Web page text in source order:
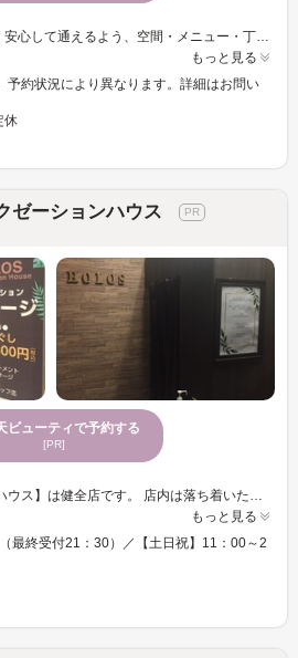
もっと見る
予約状況により異なります。詳細はお問い
休
ゼーションハウス
ビューティで予約する
[PR]
【ホルス リラクゼーションハウス】は健全店です。 店内は落ち着いた明るさで、リラックスして頂きやすい空間を意識した完全個室のこじんまりした店内となります。 ストレス社会により今の現代人には肉体的、精神的にもストレスをためやすい身体になっている為、少しでもストレスに打ち勝てるような身体づくりの手助けをしていく為にオープンいたしました。 その為にもただ疲れを感じている箇所だけにアプローチするだけでなく、全体的にほぐし身体の循環の巡りを良くするマッサージをおこなってます。 こだわりの『呼吸法』を取り入れ、ただマッサージをするだけでなくご自身でも深い呼吸をしていただき、外からのマッサージと内からの呼吸を合わせて、緊張した状態の身体をほぐしていきます。また、呼吸をすることで副交感神経を刺激することでリラックス効果が高まり、自律神経が整っていくと身体の循環が良くなり心身共にリフレッシュして頂きやすくなります。 カップル、お友達2人ペアも大歓迎！！ 皆様のお越しを心よりお待ち申し上げております。
もっと見る
最終受付21：30）／【土日祝】11：00～2